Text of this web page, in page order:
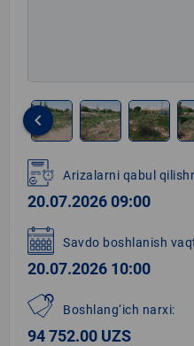
1
of
4
keyboard_arrow_left
Arizalarni qabul
20.07.2026 09:00
Savdo boshlanish
20.07.2026 10:00
Boshlang‘ich narxi:
94 752.00 UZS